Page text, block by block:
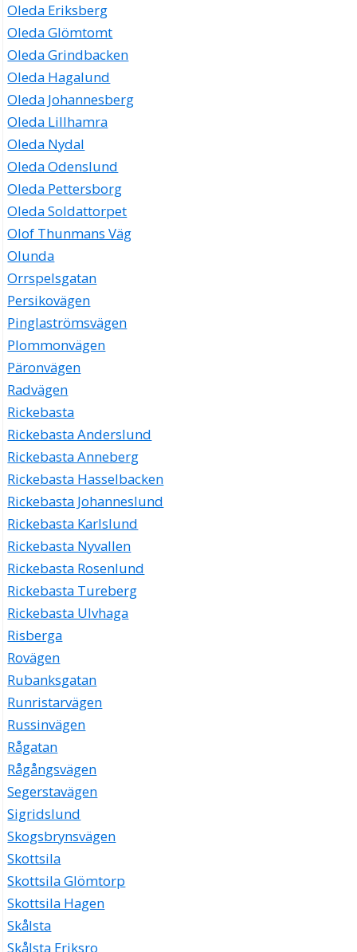
Oleda Eriksberg
Oleda Glömtomt
Oleda Grindbacken
Oleda Hagalund
Oleda Johannesberg
Oleda Lillhamra
Oleda Nydal
Oleda Odenslund
Oleda Pettersborg
Oleda Soldattorpet
Olof Thunmans Väg
Olunda
Orrspelsgatan
Persikovägen
Pinglaströmsvägen
Plommonvägen
Päronvägen
Radvägen
Rickebasta
Rickebasta Anderslund
Rickebasta Anneberg
Rickebasta Hasselbacken
Rickebasta Johanneslund
Rickebasta Karlslund
Rickebasta Nyvallen
Rickebasta Rosenlund
Rickebasta Tureberg
Rickebasta Ulvhaga
Risberga
Rovägen
Rubanksgatan
Runristarvägen
Russinvägen
Rågatan
Rågångsvägen
Segerstavägen
Sigridslund
Skogsbrynsvägen
Skottsila
Skottsila Glömtorp
Skottsila Hagen
Skålsta
Skålsta Eriksro